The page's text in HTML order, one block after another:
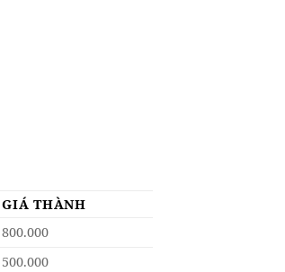
GIÁ THÀNH
800.000
500.000